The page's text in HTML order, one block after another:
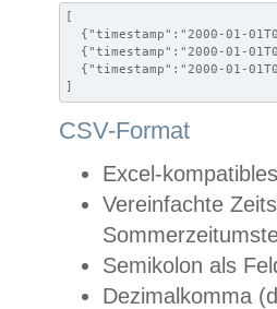
[
{"timestamp":"2000-01-
{"timestamp":"2000-01-
{"timestamp":"2000-01-
]
CSV-Format
Excel-
Vereinfachte
Semikolon als
Dezimalkomma